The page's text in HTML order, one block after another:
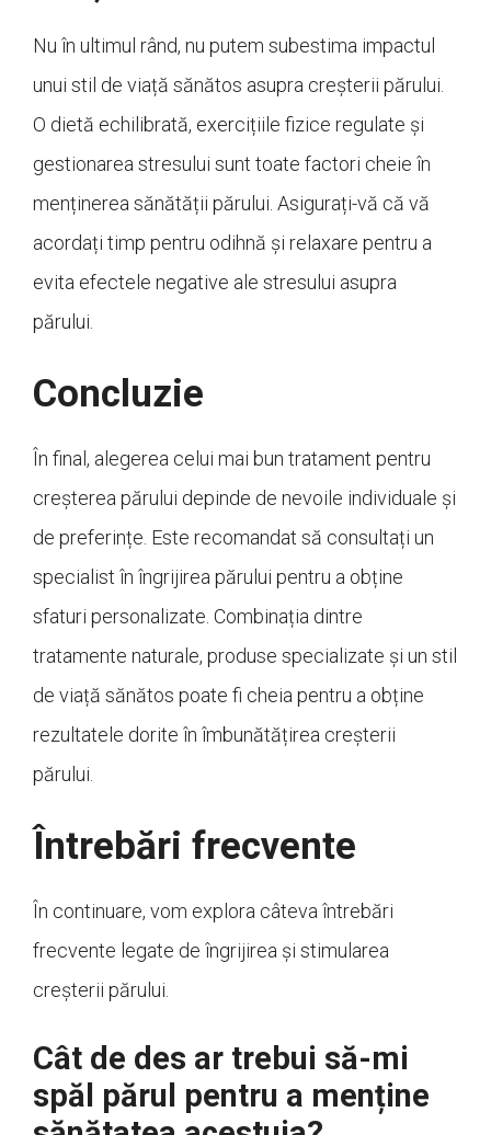
Nu în ultimul rând, nu putem subestima impactul
unui stil de viață sănătos asupra creșterii părului.
O dietă echilibrată, exercițiile fizice regulate și
gestionarea stresului sunt toate factori cheie în
menținerea sănătății părului. Asigurați-vă că vă
acordați timp pentru odihnă și relaxare pentru a
evita efectele negative ale stresului asupra
părului.
Concluzie
În final, alegerea celui mai bun tratament pentru
creșterea părului depinde de nevoile individuale și
de preferințe. Este recomandat să consultați un
specialist în îngrijirea părului pentru a obține
sfaturi personalizate. Combinația dintre
tratamente naturale, produse specializate și un stil
de viață sănătos poate fi cheia pentru a obține
rezultatele dorite în îmbunătățirea creșterii
părului.
Întrebări frecvente
În continuare, vom explora câteva întrebări
frecvente legate de îngrijirea și stimularea
creșterii părului.
Cât de des ar trebui să-mi
spăl părul pentru a menține